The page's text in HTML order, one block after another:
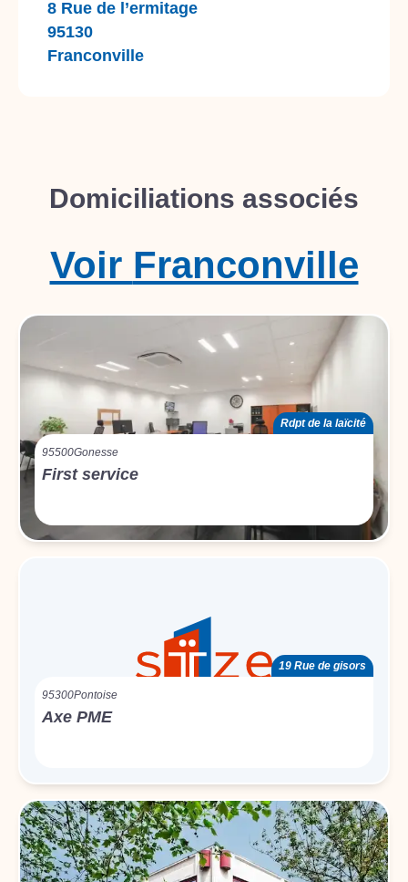
8 Rue de l’ermitage
95130
Franconville
Domiciliations associés
Franconville
Voir
Rdpt de la laïcité
95500Gonesse
First service
19 Rue de gisors
95300Pontoise
Axe PME